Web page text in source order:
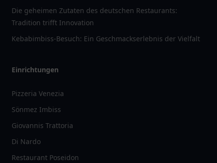
Die geheimen Zutaten des deutschen Restaurants:
Tradition trifft Innovation
Kebabimbiss-Besuch: Ein Geschmackserlebnis der Vielfalt
Einrichtungen
Pizzeria Venezia
Sönmez Imbiss
Giovannis Trattoria
Di Nardo
Restaurant Poseidon